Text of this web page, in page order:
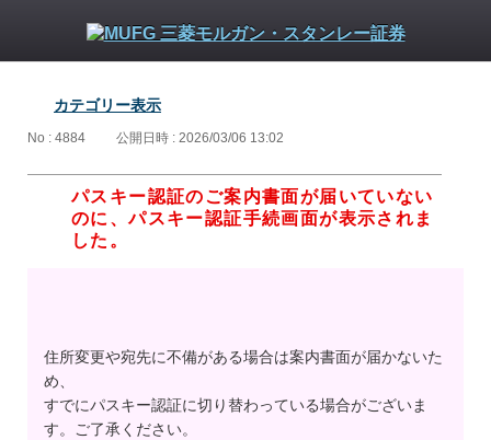
カテゴリー表示
No : 4884 公開日時 : 2026/03/06 13:02
パスキー認証のご案内書面が届いていない
のに、パスキー認証手続画面が表示されま
した。
住所変更や宛先に不備がある場合は案内書面が届かないた
め、
すでにパスキー認証に切り替わっている場合がございま
す。ご了承ください。